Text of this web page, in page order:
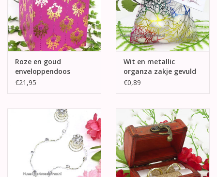
Roze en goud
enveloppendoos
€21,95
Wit en metallic
organza zakje gevuld
met bruidsuikers
€0,89